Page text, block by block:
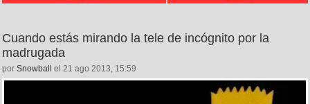
Cuando estás mirando la tele de incógnito por la
madrugada
por Snowball el 21 ago 2013, 15:59